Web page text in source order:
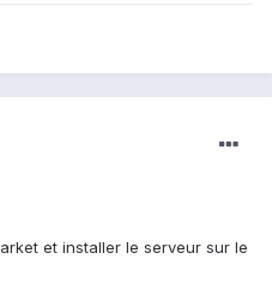
et installer le serveur sur le